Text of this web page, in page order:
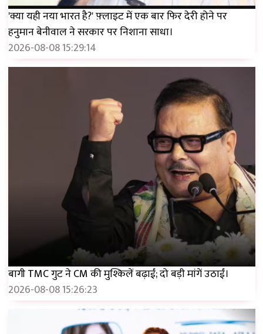
'क्या यही नया भारत है?' फ़्लाइट में एक बार फिर देरी होने पर
हनुमान बेनीवाल ने सरकार पर निशाना साधा।
2026-08-08 15:29:14
बागी TMC गुट ने CM की मुश्किलें बढ़ाईं; दो बड़ी मांगें उठाईं।
2026-08-08 15:26:23